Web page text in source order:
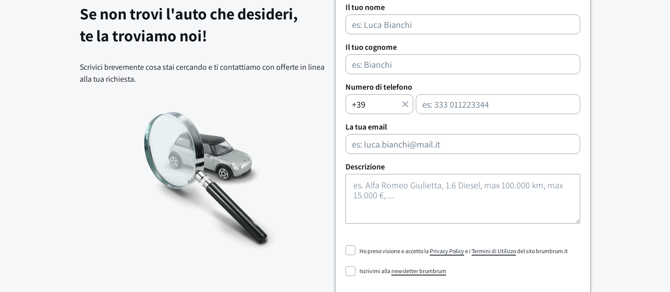
Se non trovi l'auto che desideri,
te la troviamo noi!
Scrivici brevemente cosa stai cercando e ti contattiamo con offerte in linea
alla tua richiesta.
Il tuo nome
Il tuo cognome
Numero di telefono
La tua email
Descrizione
Ho preso visione e accetto la Privacy Policye i Termini di Utilizzodel sito brumbrum.it
Iscrivimi alla newsletter brumbrum